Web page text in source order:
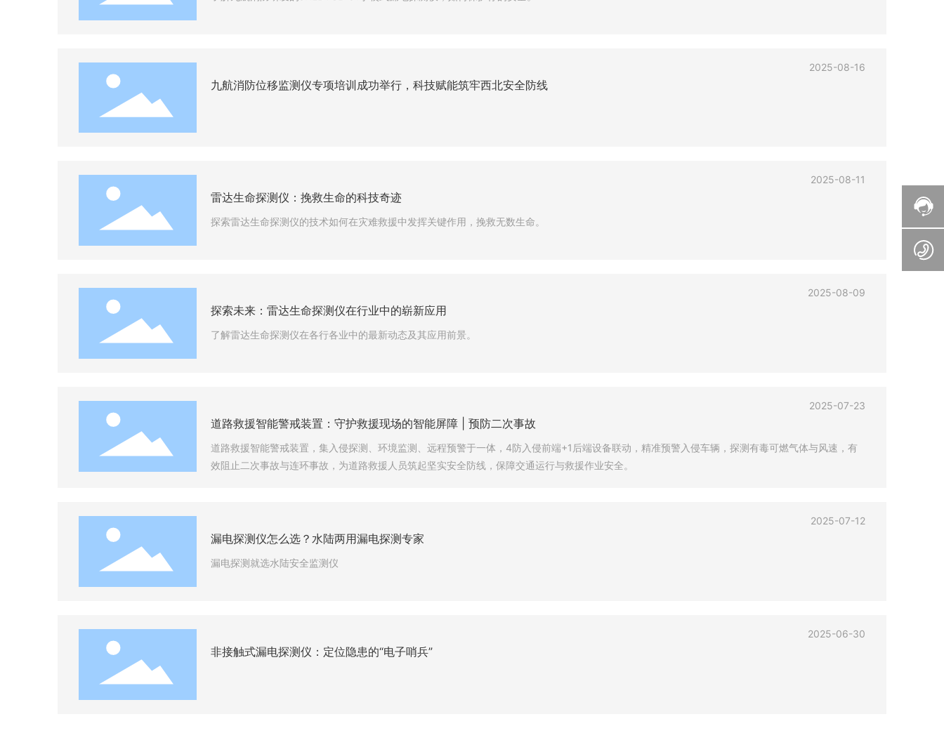
2025-08-16
九航消防位移监测仪专项培训成功举行，科技赋能筑牢西北安全防线
2025-08-11
雷达生命探测仪：挽救生命的科技奇迹
探索雷达生命探测仪的技术如何在灾难救援中发挥关键作用，挽救无数生命。
2025-08-09
探索未来：雷达生命探测仪在行业中的崭新应用
了解雷达生命探测仪在各行各业中的最新动态及其应用前景。
2025-07-23
道路救援智能警戒装置：守护救援现场的智能屏障 | 预防二次事故
道路救援智能警戒装置，集入侵探测、环境监测、远程预警于一体，4防入侵前端+1后端设备联动，精准预警入侵车辆，探测有毒可燃气体与风速，有
效阻止二次事故与连环事故，为道路救援人员筑起坚实安全防线，保障交通运行与救援作业安全。
2025-07-12
漏电探测仪怎么选？水陆两用漏电探测专家
漏电探测就选水陆安全监测仪
2025-06-30
非接触式漏电探测仪：定位隐患的“电子哨兵”